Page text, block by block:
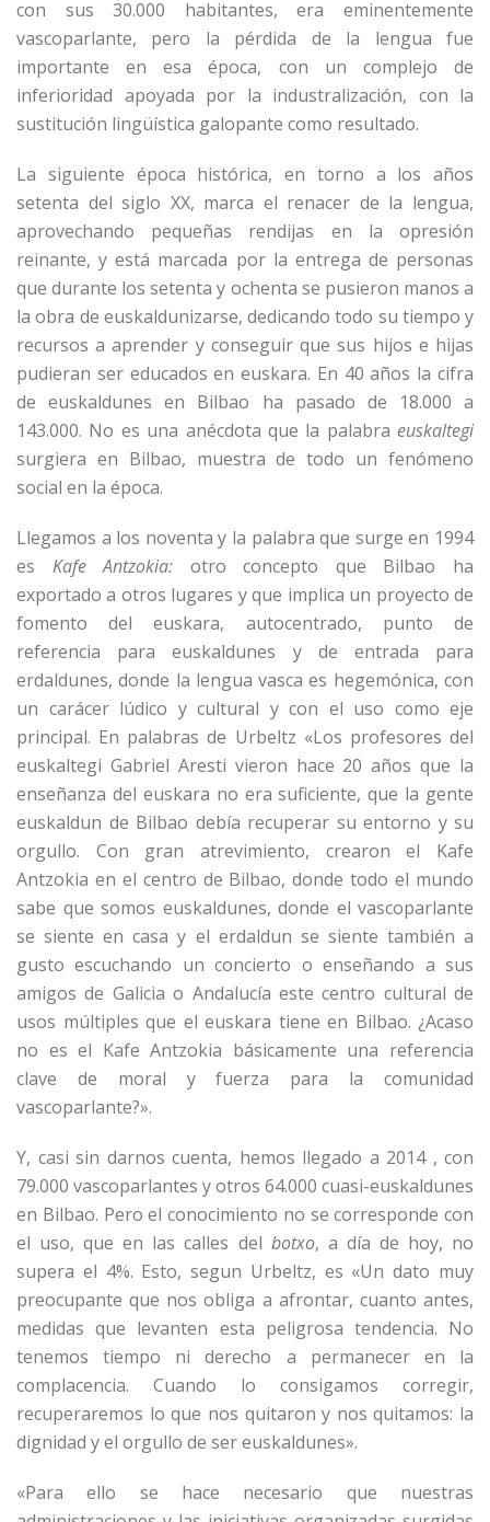
con sus 30.000 habitantes, era eminentemente
vascoparlante, pero la pérdida de la lengua fue
importante en esa época, con un complejo de
inferioridad apoyada por la industralización, con la
sustitución lingüística galopante como resultado.
La siguiente época histórica, en torno a los años
setenta del siglo XX, marca el renacer de la lengua,
aprovechando pequeñas rendijas en la opresión
reinante, y está marcada por la entrega de personas
que durante los setenta y ochenta se pusieron manos a
la obra de euskaldunizarse, dedicando todo su tiempo y
recursos a aprender y conseguir que sus hijos e hijas
pudieran ser educados en euskara. En 40 años la cifra
de euskaldunes en Bilbao ha pasado de 18.000 a
143.000. No es una anécdota que la palabra euskaltegi
surgiera en Bilbao, muestra de todo un fenómeno
social en la época.
Llegamos a los noventa y la palabra que surge en 1994
es Kafe Antzokia: otro concepto que Bilbao ha
exportado a otros lugares y que implica un proyecto de
fomento del euskara, autocentrado, punto de
referencia para euskaldunes y de entrada para
erdaldunes, donde la lengua vasca es hegemónica, con
un carácer lúdico y cultural y con el uso como eje
principal. En palabras de Urbeltz «Los profesores del
euskaltegi Gabriel Aresti vieron hace 20 años que la
enseñanza del euskara no era suficiente, que la gente
euskaldun de Bilbao debía recuperar su entorno y su
orgullo. Con gran atrevimiento, crearon el Kafe
Antzokia en el centro de Bilbao, donde todo el mundo
sabe que somos euskaldunes, donde el vascoparlante
se siente en casa y el erdaldun se siente también a
gusto escuchando un concierto o enseñando a sus
amigos de Galicia o Andalucía este centro cultural de
usos múltiples que el euskara tiene en Bilbao. ¿Acaso
no es el Kafe Antzokia básicamente una referencia
clave de moral y fuerza para la comunidad
vascoparlante?».
Y, casi sin darnos cuenta, hemos llegado a 2014 , con
79.000 vascoparlantes y otros 64.000 cuasi-euskaldunes
en Bilbao. Pero el conocimiento no se corresponde con
el uso, que en las calles del botxo, a día de hoy, no
supera el 4%. Esto, segun Urbeltz, es «Un dato muy
preocupante que nos obliga a afrontar, cuanto antes,
medidas que levanten esta peligrosa tendencia. No
tenemos tiempo ni derecho a permanecer en la
complacencia. Cuando lo consigamos corregir,
recuperaremos lo que nos quitaron y nos quitamos: la
dignidad y el orgullo de ser euskaldunes».
«Para ello se hace necesario que nuestras